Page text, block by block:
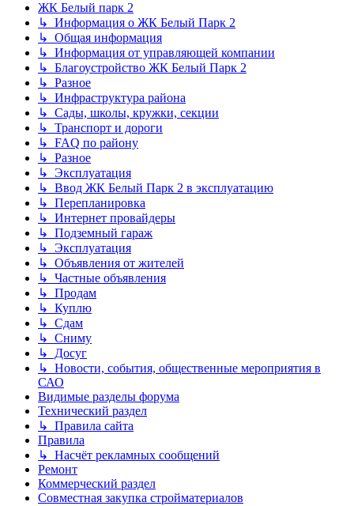
ЖК Белый парк 2
↳ Информация о ЖК Белый Парк 2
↳ Общая информация
↳ Информация от управляющей компании
↳ Благоустройство ЖК Белый Парк 2
↳ Разное
↳ Инфраструктура района
↳ Сады, школы, кружки, секции
↳ Транспорт и дороги
↳ FAQ по району
↳ Разное
↳ Эксплуатация
↳ Ввод ЖК Белый Парк 2 в эксплуатацию
↳ Перепланировка
↳ Интернет провайдеры
↳ Подземный гараж
↳ Эксплуатация
↳ Объявления от жителей
↳ Частные объявления
↳ Продам
↳ Куплю
↳ Сдам
↳ Сниму
↳ Досуг
↳ Новости, события, общественные мероприятия в
САО
Видимые разделы форума
Технический раздел
↳ Правила сайта
Правила
↳ Насчёт рекламных сообщений
Ремонт
Коммерческий раздел
Совместная закупка стройматериалов